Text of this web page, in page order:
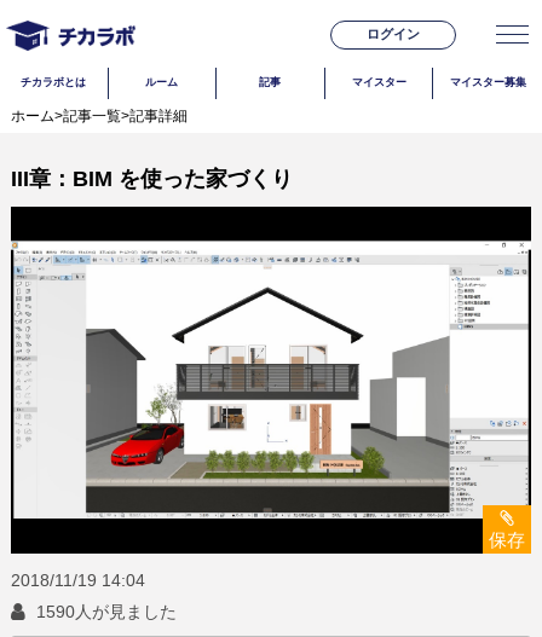
ログイン
チカラボとは ルーム 記事 マイスター マイスター募集
ホーム>記事一覧>記事詳細
III章：BIM を使った家づくり
保存
2018/11/19 14:04
1590人が見ました